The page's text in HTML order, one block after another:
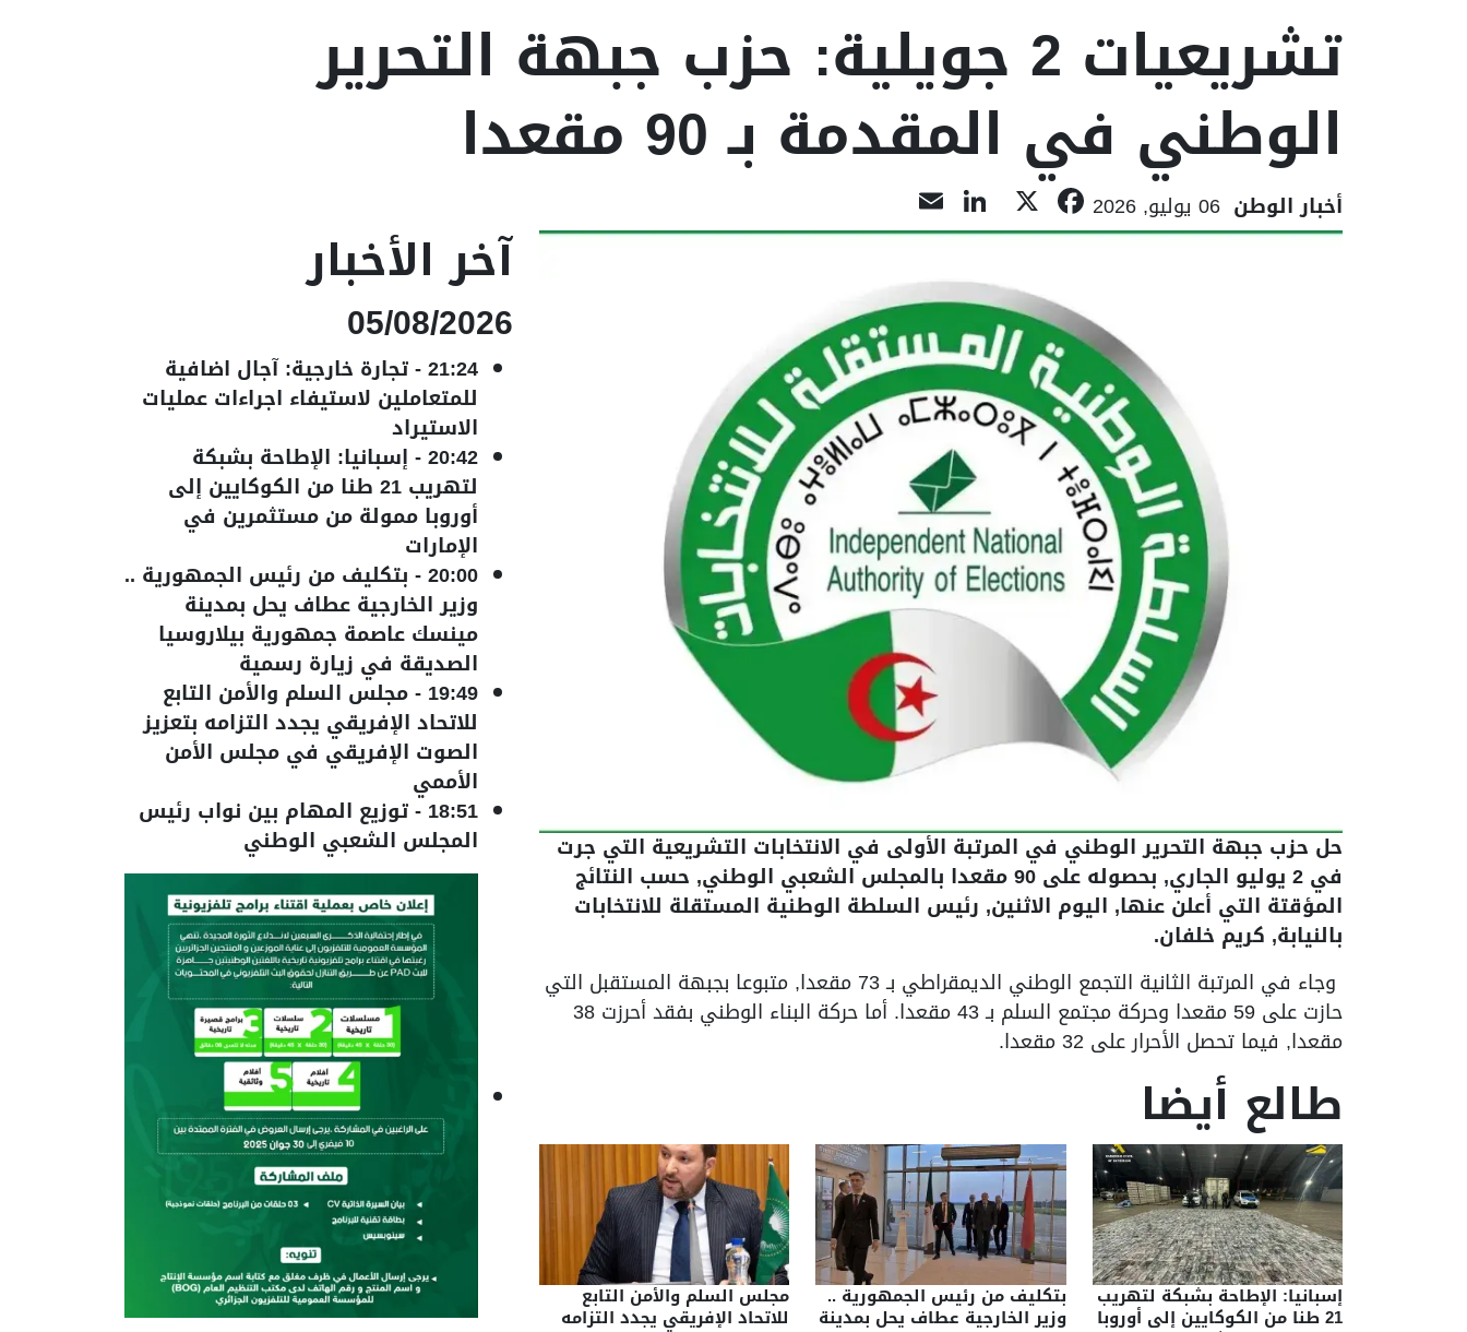
تشريعيات 2 جويلية: حزب جبهة التحرير
الوطني في المقدمة بـ 90 مقعدا
أخبار الوطن 06 يوليو, 2026 Facebook
LinkedIn
حل حزب جبهة التحرير الوطني في المرتبة الأولى في الانتخابات التشريعية التي جرت
في 2 يوليو الجاري, بحصوله على 90 مقعدا بالمجلس الشعبي الوطني, حسب النتائج
المؤقتة التي أعلن عنها, اليوم الاثنين, رئيس السلطة الوطنية المستقلة للانتخابات
بالنيابة, كريم خلفان.
وجاء في المرتبة الثانية التجمع الوطني الديمقراطي بـ 73 مقعدا, متبوعا بجبهة المستقبل التي
حازت على 59 مقعدا وحركة مجتمع السلم بـ 43 مقعدا. أما حركة البناء الوطني بفقد أحرزت 38
مقعدا, فيما تحصل الأحرار على 32 مقعدا.
طالع أيضا
إسبانيا: الإطاحة بشبكة لتهريب
21 طنا من الكوكايين إلى أوروبا
بتكليف من رئيس الجمهورية ..
وزير الخارجية عطاف يحل بمدينة
مجلس السلم والأمن التابع
للاتحاد الإفريقي يجدد التزامه
آخر الأخبار
05/08/2026
21:24
-تجارة خارجية: آجال اضافية
للمتعاملين لاستيفاء اجراءات عمليات
الاستيراد
20:42
- إسبانيا: الإطاحة بشبكة
لتهريب 21 طنا من الكوكايين إلى
أوروبا ممولة من مستثمرين في
الإمارات
20:00
- بتكليف من رئيس الجمهورية ..
وزير الخارجية عطاف يحل بمدينة
مينسك عاصمة جمهورية بيلاروسيا
الصديقة في زيارة رسمية
19:49
-مجلس السلم والأمن التابع
للاتحاد الإفريقي يجدد التزامه بتعزيز
الصوت الإفريقي في مجلس الأمن
الأممي
18:51
-توزيع المهام بين نواب رئيس
المجلس الشعبي الوطني